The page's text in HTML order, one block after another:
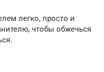
легко, просто и
чтобы обжечься